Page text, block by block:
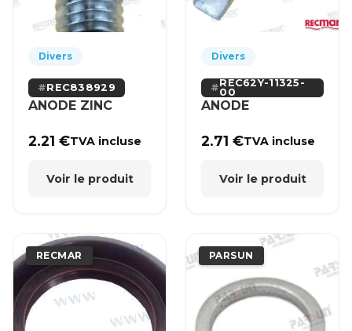
Divers
REC838929
ANODE ZINC
2.21€TVA incluse
Voir le produit
Divers
REC62Y-11325-
00
ANODE
2.71€TVA incluse
Voir le produit
RECMAR PARSUN